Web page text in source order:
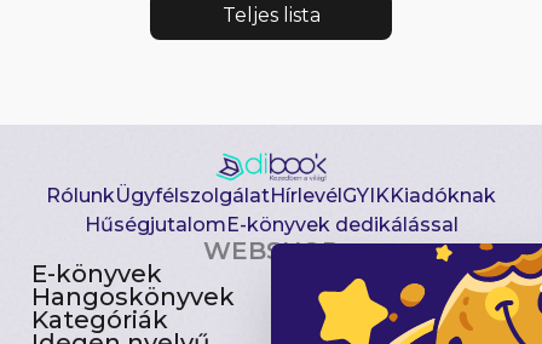
Teljes lista
RólunkÜgyfélszolgálatHírlevélGYIKKiadóknak
HűségjutalomE-könyvek dedikálással
WEBSHOP
E-könyvek
Hangoskönyvek
Kategóriák
Csomagajánlatok
Akciósak
Előjegyezhetők